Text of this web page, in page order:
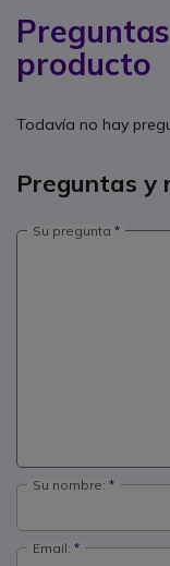
producto
Todavía no hay
Preguntas y
Su pregunta
Su nombre:
Email: